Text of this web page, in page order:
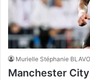
Murielle Stéphanie BLAVO
Manchester